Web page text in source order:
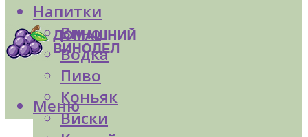
Напитки
Вино
Водка
Пиво
Коньяк
Виски
Меню